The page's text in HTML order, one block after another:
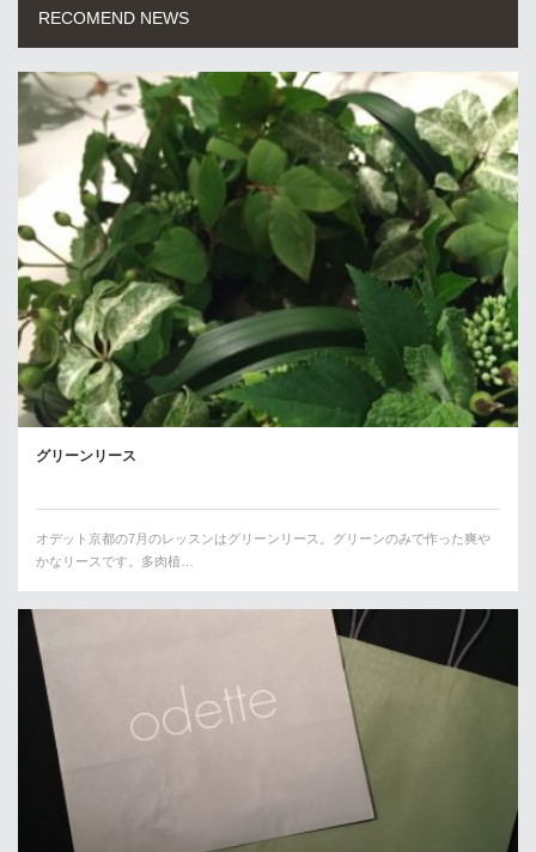
RECOMEND NEWS
グリーンリース
オデット京都の7月のレッスンはグリーンリース。グリーンのみで作った爽や
かなリースです。多肉植…